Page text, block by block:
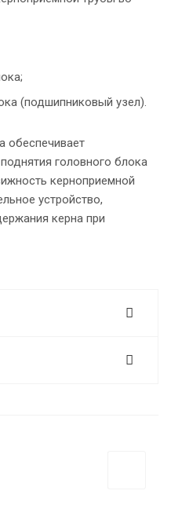
(подшипниковый узел).
обеспечивает
головного блока
керноприемной
устройство,
керна при